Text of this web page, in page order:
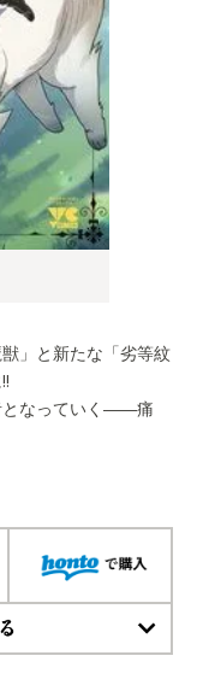
」と新たな「劣等紋
となっていく――痛